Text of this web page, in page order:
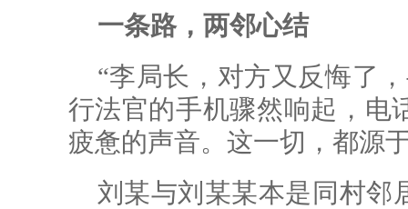
一条路，两邻心结
“李局长，对方又反悔了
行法官的手机骤然响起，电
疲惫的声音。这一切，都源
刘某与刘某某本是同村邻